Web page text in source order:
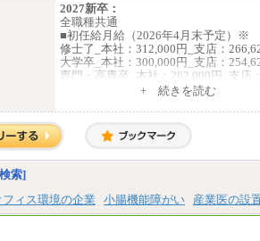
2027新卒：
全職種共通
■初任給月給（2026年4月末予定）※
修士了_本社：312,000円_支店：
大学卒_本社：300,000円_支店：
専門・高専卒_本社：282,000円_支店
※専門性に応じた高い給与水準の採用
中途：
月給（本社）：213,030円＋諸手当
※上記はフルタイム勤務で残業ゼロの
標準的な月額モデルとして掲載。
+ 続きを読む
索]
ィス環境の企業 小腸機能障がい 産業医の設